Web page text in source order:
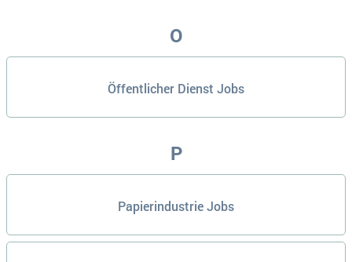
O
Öffentlicher Dienst Jobs
P
Papierindustrie Jobs